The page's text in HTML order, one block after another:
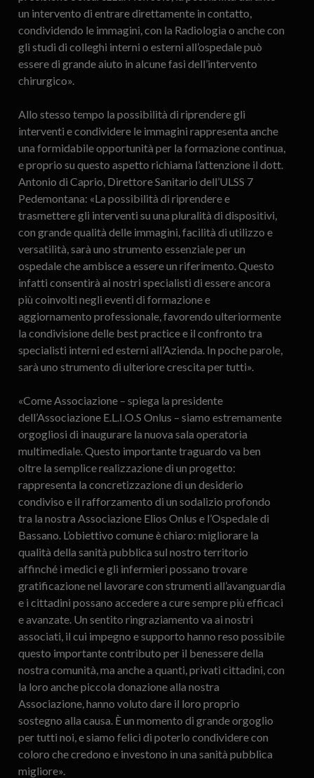
un intervento di entrare direttamente in contatto,
condividendo le immagini, con la Radiologia o anche con
gli studi di colleghi interni o esterni all’ospedale può
essere di grande aiuto in alcune fasi dell’intervento
chirurgico».
Allo stesso tempo la possibilità di riprendere gli
interventi e condividere le immagini rappresenta anche
una formidabile opportunità per la formazione continua,
e proprio su questo aspetto richiama l’attenzione il dott.
Antonio di Caprio, Direttore Sanitario dell’ULSS 7
Pedemontana: «La possibilità di riprendere e
trasmettere gli interventi su una pluralità di dispositivi,
con grande qualità delle immagini, facilità di utilizzo e
versatilità, sarà uno strumento essenziale per un
ospedale che ambisce a essere un riferimento. Questo
infatti consentirà ai nostri specialisti di essere ancora
più coinvolti negli eventi di formazione e
aggiornamento professionale, favorendo ulteriormente
la condivisione delle best practice e il confronto tra
specialisti interni ed esterni all’Azienda. In poche parole,
sarà uno strumento di ulteriore crescita per tutti».
«Come Associazione – spiega la presidente
dell’Associazione E.L.I.O.S Onlus – siamo estremamente
orgogliosi di inaugurare la nuova sala operatoria
multimediale. Questo importante traguardo va ben
oltre la semplice realizzazione di un progetto:
rappresenta la concretizzazione di un desiderio
condiviso e il rafforzamento di un sodalizio profondo
tra la nostra Associazione Elios Onlus e l’Ospedale di
Bassano. L’obiettivo comune è chiaro: migliorare la
qualità della sanità pubblica sul nostro territorio
affinché i medici e gli infermieri possano trovare
gratificazione nel lavorare con strumenti all’avanguardia
e i cittadini possano accedere a cure sempre più efficaci
e avanzate. Un sentito ringraziamento va ai nostri
associati, il cui impegno e supporto hanno reso possibile
questo importante contributo per il benessere della
nostra comunità, ma anche a quanti, privati cittadini, con
la loro anche piccola donazione alla nostra
Associazione, hanno voluto dare il loro proprio
sostegno alla causa. È un momento di grande orgoglio
per tutti noi, e siamo felici di poterlo condividere con
coloro che credono e investono in una sanità pubblica
migliore».